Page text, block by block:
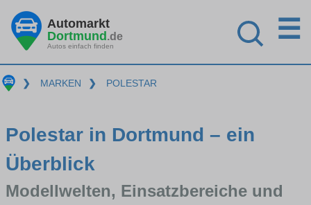
Automarkt
Dortmund.de
Autos einfach finden
☰
❯ MARKEN ❯ POLESTAR
Polestar in Dortmund – ein
Überblick
Modellwelten, Einsatzbereiche und